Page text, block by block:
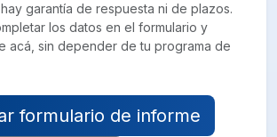
garantía de respuesta ni de plazos.
los datos en el formulario y
acá, sin depender de tu programa de
formulario de informe